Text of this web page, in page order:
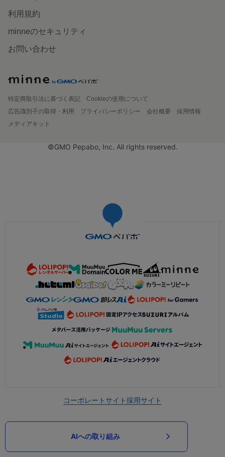
利用規約
minneのセキュリティ
お問い合わせ
特定商取引法に基づく表記
Cookieの使用について
広告識別子の取得・利用
プライバシーポリシー 会社概要
採用情報
メディアキット
©GMO Pepabo, Inc. All rights reserved.
コーポレートサイト採用サイト
AIへの取り組み